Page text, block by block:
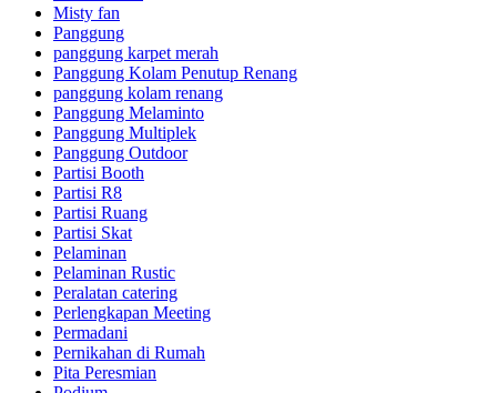
Misty fan
Panggung
panggung karpet merah
Panggung Kolam Penutup Renang
panggung kolam renang
Panggung Melaminto
Panggung Multiplek
Panggung Outdoor
Partisi Booth
Partisi R8
Partisi Ruang
Partisi Skat
Pelaminan
Pelaminan Rustic
Peralatan catering
Perlengkapan Meeting
Permadani
Pernikahan di Rumah
Pita Peresmian